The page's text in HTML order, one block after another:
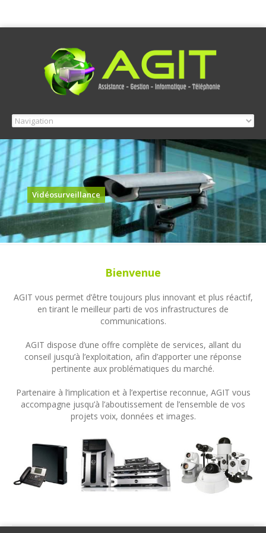
Vidéosurveillance
Bienvenue
AGIT vous permet d’être toujours plus innovant et plus réactif,
en tirant le meilleur parti de vos infrastructures de
communications.
AGIT dispose d’une offre complète de services, allant du
conseil jusqu’à l’exploitation, afin d’apporter une réponse
pertinente aux problématiques du marché.
Partenaire à l’implication et à l’expertise reconnue, AGIT vous
accompagne jusqu’à l’aboutissement de l’ensemble de vos
projets voix, données et images.